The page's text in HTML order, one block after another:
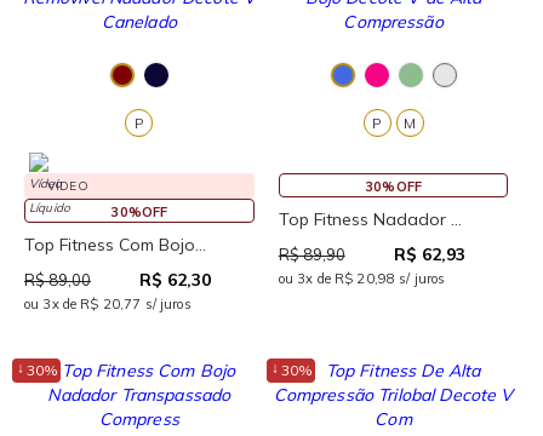
P
VÍDEO
30%OFF
Top Fitness Com Bojo...
R$ 89,00 R$ 62,30
ou 3x de R$ 20,77 s/ juros
P M
30%OFF
Top Fitness Nadador ...
R$ 89,90 R$ 62,93
ou 3x de R$ 20,98 s/ juros
↓ 30% ↓ 30%